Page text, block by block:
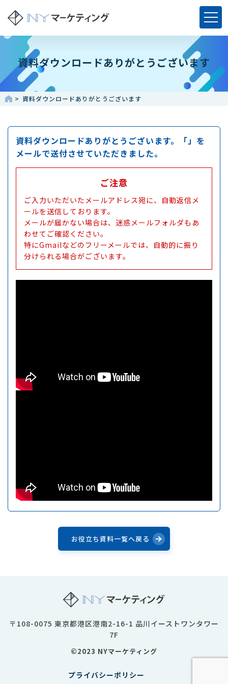
資料ダウンロードありがとうございます
資料ダウンロードありがとうございます
資料ダウンロードありがとうございます。
「」を
メールで送付させていただきました。
ご注意
ご入力いただいたメールアドレス宛に、自動返信メ
ールを送信しております。
メールが届かない場合は、迷惑メールフォルダもあ
わせてご確認ください。
特にGmailなどのフリーメールでは、自動的に振り
分けられる場合がございます。
お役立ち資料一覧へ戻る
〒108-0075 東京都港区港南2-16-1 品川イーストワンタワー
7F
©2023 NYマーケティング
プライバシーポリシー